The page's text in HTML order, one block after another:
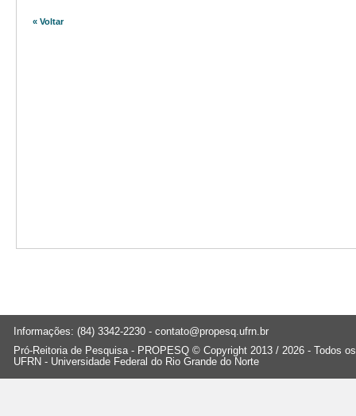
« Voltar
Informações: (84) 3342-2230 - contato@propesq.ufrn.br
Pró-Reitoria de Pesquisa - PROPESQ © Copyright 2013 / 2026 - Todos
UFRN - Universidade Federal do Rio Grande do Norte